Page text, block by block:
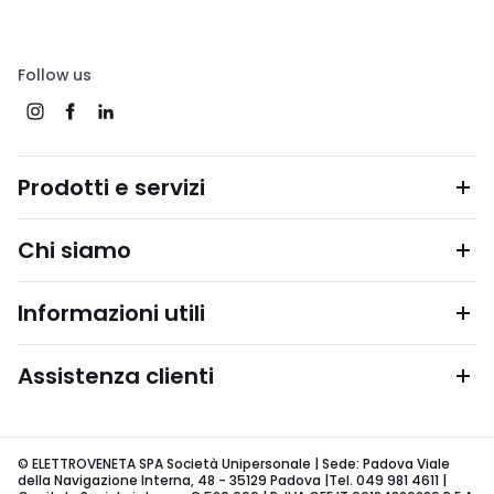
Follow us
Prodotti e servizi
Chi siamo
Informazioni utili
Assistenza clienti
© ELETTROVENETA SPA Società Unipersonale | Sede: Padova Viale
della Navigazione Interna, 48 - 35129 Padova |Tel. 049 981 4611 |